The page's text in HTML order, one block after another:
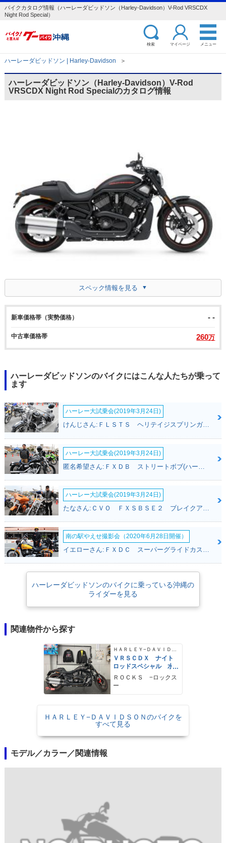
バイクカタログ情報（ハーレーダビッドソン（Harley-Davidson）V-Rod VRSCDX
Night Rod Special）
検索 マイページ メニュー
ハーレーダビッドソン | Harley-Davidson ＞
ハーレーダビッドソン（Harley-Davidson）V-Rod
VRSCDX Night Rod Specialのカタログ情報
スペック情報を見る
新車価格帯（実勢価格） - -
中古車価格帯 260万
ハーレーダビッドソンのバイクにはこんな人たちが乗って
ます
ハーレー大試乗会(2019年3月24日)
けんじさん:ＦＬＳＴＳ ヘリテイジスプリンガー(ハーレーダビッドソン)
ハーレー大試乗会(2019年3月24日)
ハーレー大試乗会(2019年3月24日)
南の駅やえせ撮影会（2020年6月28日開催）
ハーレーダビッドソンのバイクに乗っている沖縄の
ライダーを見る
関連物件から探す
ＶＲＳＣＤＸ ナイト
ロッドスペシャル 水
冷エンジン
ＲＯＣＫＳ −ロックス
ー
ＨＡＲＬＥＹ−ＤＡＶＩＤＳＯＮのバイクを
すべて見る
モデル／カラー／関連情報